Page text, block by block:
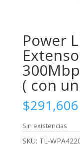
Power
( con
$291,606
Sin existencias
SKU: TL-